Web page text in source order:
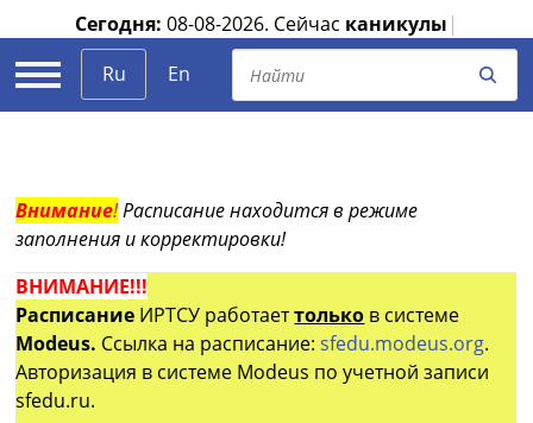
Сегодня: 08-08-2026. Сейчас каникулы |
Ru
En
Внимание!Расписание находится в режиме
заполнения и корректировки!
ВНИМАНИЕ!!!
Расписание ИРТСУ работаеттолько в системе
Modeus. Ссылка на расписание:sfedu.modeus.org.
Авторизация в системе Modeus по учетной записи
sfedu.ru.